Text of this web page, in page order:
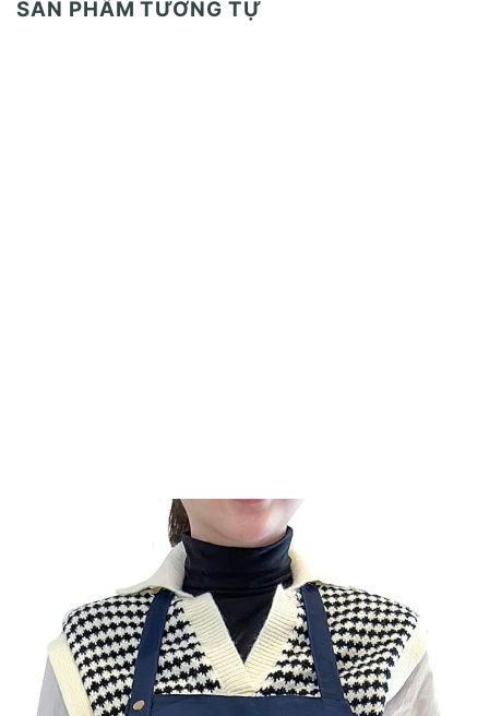
SẢN PHẨM TƯƠNG TỰ